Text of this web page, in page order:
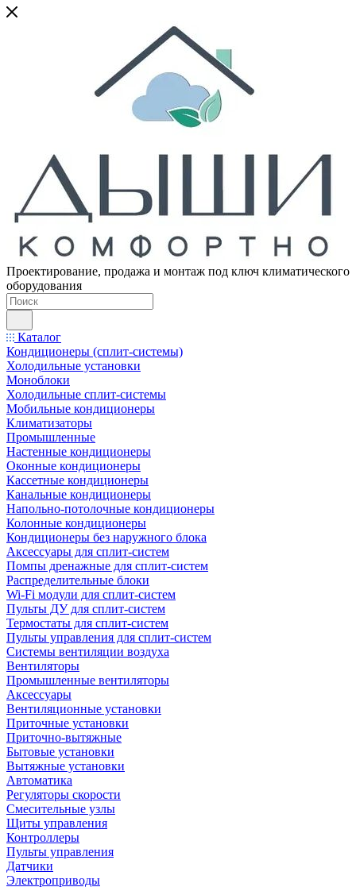
Проектирование, продажа и монтаж под ключ климатического
оборудования
Каталог
Кондиционеры (сплит-системы)
Холодильные установки
Моноблоки
Холодильные сплит-системы
Мобильные кондиционеры
Климатизаторы
Промышленные
Настенные кондиционеры
Оконные кондиционеры
Кассетные кондиционеры
Канальные кондиционеры
Напольно-потолочные кондиционеры
Колонные кондиционеры
Кондиционеры без наружного блока
Аксессуары для сплит-систем
Помпы дренажные для сплит-систем
Распределительные блоки
Wi-Fi модули для сплит-систем
Пульты ДУ для сплит-систем
Термостаты для сплит-систем
Пульты управления для сплит-систем
Системы вентиляции воздуха
Вентиляторы
Промышленные вентиляторы
Аксессуары
Вентиляционные установки
Приточные установки
Приточно-вытяжные
Бытовые установки
Вытяжные установки
Автоматика
Регуляторы скорости
Смесительные узлы
Щиты управления
Контроллеры
Пульты управления
Датчики
Электроприводы